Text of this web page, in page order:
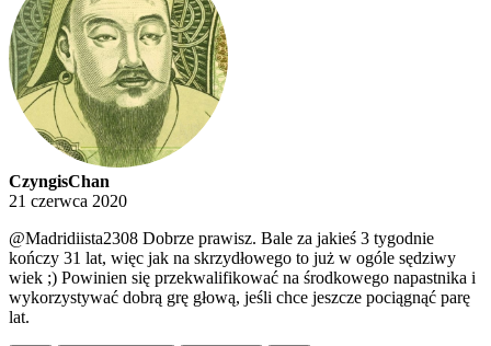
CzyngisChan
21 czerwca 2020
@Madridiista2308 Dobrze prawisz. Bale za jakieś 3 tygodnie
kończy 31 lat, więc jak na skrzydłowego to już w ogóle sędziwy
wiek ;) Powinien się przekwalifikować na środkowego napastnika i
wykorzystywać dobrą grę głową, jeśli chce jeszcze pociągnąć parę
lat.